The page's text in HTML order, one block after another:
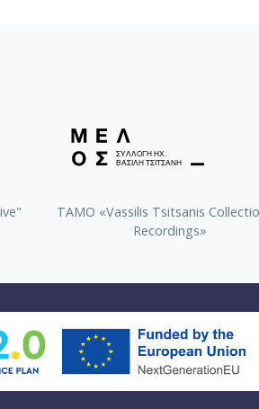
TAMO «Vassilis Tsitsanis
Recordings»